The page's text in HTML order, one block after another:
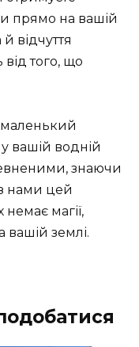
прямо на вашій
відчуття
від того, що
вашій водній
знаючи
нами цей
магії,
вашій землі.